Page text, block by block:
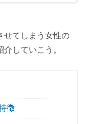
せてしまう女性の
していこう。
徴